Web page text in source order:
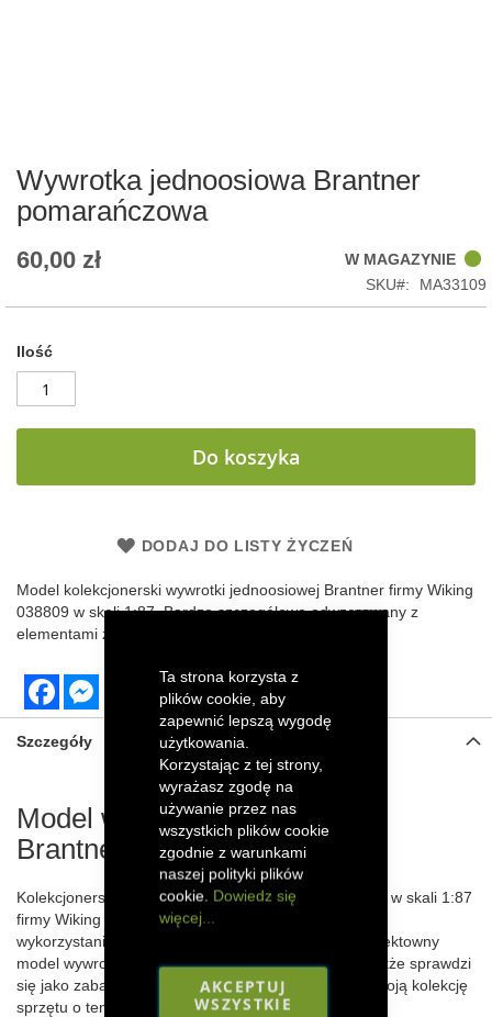
Ta strona korzysta z
plików cookie, aby
zapewnić lepszą wygodę
użytkowania.
Korzystając z tej strony,
wyrażasz zgodę na
używanie przez nas
wszystkich plików cookie
zgodnie z warunkami
naszej polityki plików
cookie. Dowiedz się
więcej...
AKCEPTUJ
WSZYSTKIE
the
images
gallery
Wywrotka jednoosiowa Brantner
pomarańczowa
60,00 zł
W MAGAZYNIE
SKU
MA33109
Ilość
Do koszyka
DODAJ DO LISTY ŻYCZEŃ
Model kolekcjonerski wywrotki jednoosiowej Brantner firmy Wiking
038809 w skali 1:87. Bardzo szczegółowo odwzorowany z
elementami z tworzywa sztucznego.
FacebookMessenger
Szczegóły
Model wywrotki jednoosiowej
Brantner
Kolekcjonerski model wywrotki jednoosiowej Brantner w skali 1:87
firmy Wiking został szczegółowo odwzorowany dzięki
wykorzystaniu elementów z tworzywa sztucznego. Efektowny
model wywrotki zachwyci każdego kolekcjonera, a także sprawdzi
się jako zabawka dla starszego dziecka. Powiększ swoją kolekcję
sprzętu o ten precyzyjnie wykonany model.